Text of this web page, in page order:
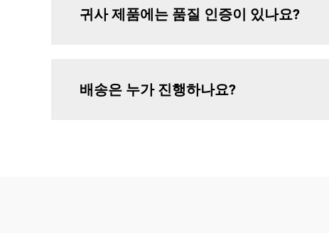
귀사 제품에는 품질 인증이 있나요?
배송은 누가 진행하나요?